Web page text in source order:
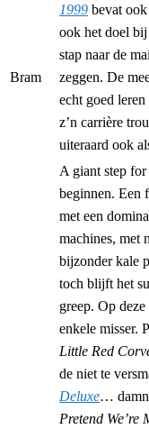
Bram
1999 bevat
ook het doel
stap naar de
zeggen. De
echt goed
z’n carrière
uiteraard ook
A giant step
beginnen. Een
met een
machines, met
bijzonder kale
toch blijft het
greep. Op
enkele misser.
Little Red
de niet te
Deluxe…
Pretend We’re